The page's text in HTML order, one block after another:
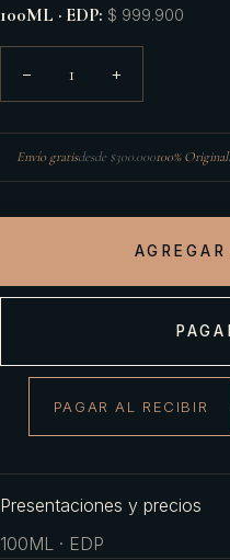
100ML · EDP: $ 999.900
− 1 +
Envío gratisdesde $300.000100% Original
PAGAR AL RECIBIR
Presentaciones y precios
100ML · EDP